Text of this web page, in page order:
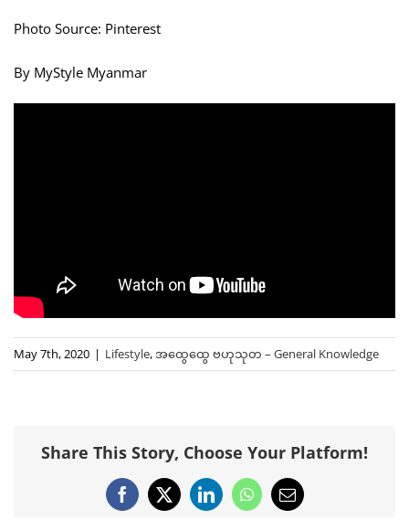
Photo Source: Pinterest
By MyStyle Myanmar
May 7th, 2020 | Lifestyle,အထွေထွေ ဗဟုသုတ – General Knowledge
Share This Story, Choose Your Platform!
Facebook
X LinkedInWhatsApp
Email